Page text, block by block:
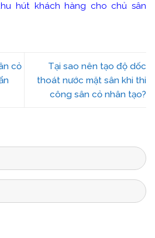
hút khách hàng cho chủ sân
cỏ
Tại sao nên tạo độ dốc
thoát nước mặt sân khi thi
công sân cỏ nhân tạo?